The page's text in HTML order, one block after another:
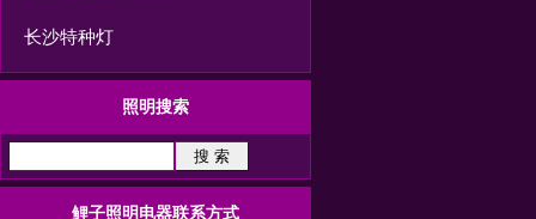
长沙特种灯
照明搜索
鲤子照明电器联系方式